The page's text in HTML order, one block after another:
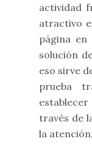
actividad
atractivo
página
solución
eso sirve
prueba
través de
la